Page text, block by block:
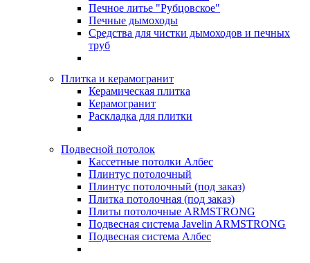
Печное литье "Рубцовское"
Печные дымоходы
Средства для чистки дымоходов и печных
труб
Плитка и керамогранит
Керамическая плитка
Керамогранит
Раскладка для плитки
Подвесной потолок
Кассетные потолки Албес
Плинтус потолочный
Плинтус потолочный (под заказ)
Плитка потолочная (под заказ)
Плиты потолочные ARMSTRONG
Подвесная система Javelin ARMSTRONG
Подвесная система Албес